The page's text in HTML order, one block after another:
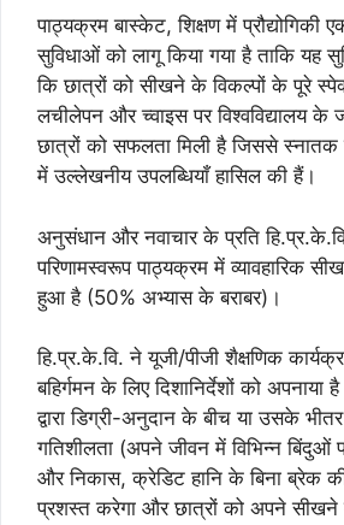
पाठ्यक्रम बास्केट, शिक्षण में
सुविधाओं को लागू किया गया है ताकि यह
कि छात्रों को सीखने के विकल्पों के पूरे
लचीलेपन और च्‍वाइस पर विश्वविद्यालय के
छात्रों को सफलता मिली है जिससे
में उल्लेखनीय उपलब्धियाँ हासिल की हैं।
अनुसंधान और नवाचार के प्रति
परिणामस्वरूप पाठ्यक्रम में व्यावहारिक
हुआ है (50% अभ्यास के बराबर)।
हि.प्र.के.वि. ने यूजी/पीजी शैक्षणिक
बहिर्गमन के लिए दिशानिर्देशों को अपनाया
द्वारा डिग्री-अनुदान के बीच या उसके भीतर
गतिशीलता (अपने जीवन में विभिन्न बिंदुओं
और निकास, क्रेडिट हानि के बिना ब्रेक
प्रशस्त करेगा और छात्रों को अपने सीखने